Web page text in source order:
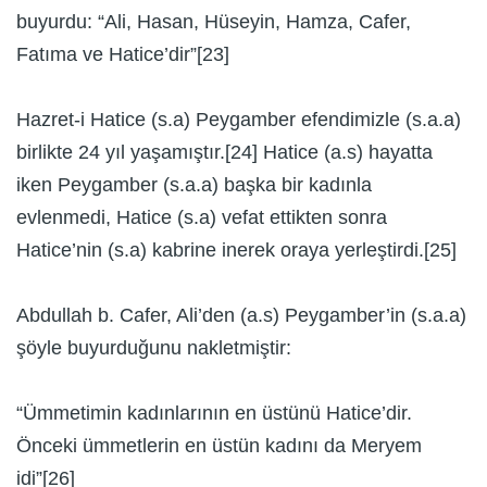
buyurdu: “Ali, Hasan, Hüseyin, Hamza, Cafer,
Fatıma ve Hatice’dir”[23]
Hazret-i Hatice (s.a) Peygamber efendimizle (s.a.a)
birlikte 24 yıl yaşamıştır.[24] Hatice (a.s) hayatta
iken Peygamber (s.a.a) başka bir kadınla
evlenmedi, Hatice (s.a) vefat ettikten sonra
Hatice’nin (s.a) kabrine inerek oraya yerleştirdi.[25]
Abdullah b. Cafer, Ali’den (a.s) Peygamber’in (s.a.a)
şöyle buyurduğunu nakletmiştir:
“Ümmetimin kadınlarının en üstünü Hatice’dir.
Önceki ümmetlerin en üstün kadını da Meryem
idi”[26]